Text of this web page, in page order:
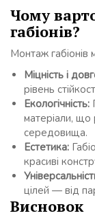
Чому
габіонів?
Монтаж габіонів
Міцність і
рівень
Екологічність:
матеріали, що
середовища.
Естетика:
красиві
цілей — від
Висновок